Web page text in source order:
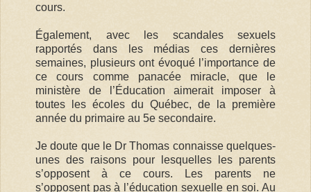
cours.
Également, avec les scandales sexuels
rapportés dans les médias ces dernières
semaines, plusieurs ont évoqué l’importance de
ce cours comme panacée miracle, que le
ministère de l’Éducation aimerait imposer à
toutes les écoles du Québec, de la première
année du primaire au 5e secondaire.
Je doute que le Dr Thomas connaisse quelques-
unes des raisons pour lesquelles les parents
s’opposent à ce cours. Les parents ne
s’opposent pas à l’éducation sexuelle en soi. Au